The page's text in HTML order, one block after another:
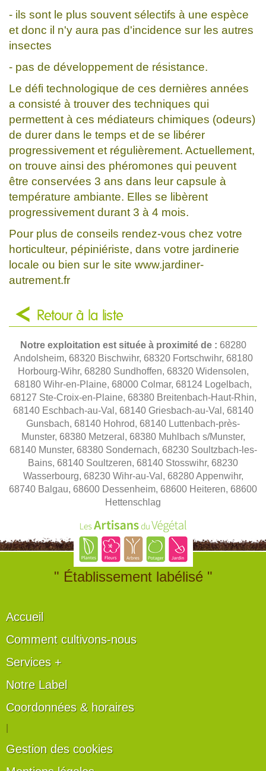
- ils sont le plus souvent sélectifs à une espèce
et donc il n'y aura pas d'incidence sur les autres
insectes
- pas de développement de résistance.
Le défi technologique de ces dernières années
a consisté à trouver des techniques qui
permettent à ces médiateurs chimiques (odeurs)
de durer dans le temps et de se libérer
progressivement et régulièrement. Actuellement,
on trouve ainsi des phéromones qui peuvent
être conservées 3 ans dans leur capsule à
température ambiante. Elles se libèrent
progressivement durant 3 à 4 mois.
Pour plus de conseils rendez-vous chez votre
horticulteur, pépiniériste, dans votre jardinerie
locale ou bien sur le site www.jardiner-
autrement.fr
Retour à la liste
Notre exploitation est située à proximité de : 68280
Andolsheim, 68320 Bischwihr, 68320 Fortschwihr, 68180
Horbourg-Wihr, 68280 Sundhoffen, 68320 Widensolen,
68180 Wihr-en-Plaine, 68000 Colmar, 68124 Logelbach,
68127 Ste-Croix-en-Plaine, 68380 Breitenbach-Haut-Rhin,
68140 Eschbach-au-Val, 68140 Griesbach-au-Val, 68140
Gunsbach, 68140 Hohrod, 68140 Luttenbach-près-
Munster, 68380 Metzeral, 68380 Muhlbach s/Munster,
68140 Munster, 68380 Sondernach, 68230 Soultzbach-les-
Bains, 68140 Soultzeren, 68140 Stosswihr, 68230
Wasserbourg, 68230 Wihr-au-Val, 68280 Appenwihr,
68740 Balgau, 68600 Dessenheim, 68600 Heiteren, 68600
Hettenschlag
" Établissement labélisé "
Accueil
Comment cultivons-nous
Services +
Notre Label
Coordonnées & horaires
Gestion des cookies